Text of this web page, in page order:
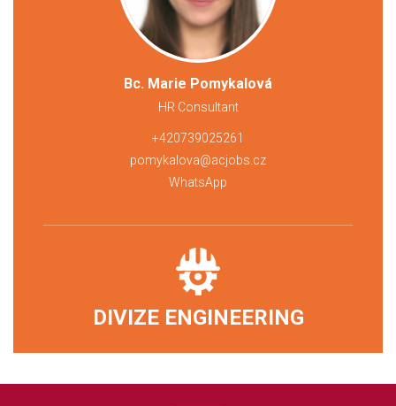
Bc. Marie Pomykalová
HR Consultant
+420739025261
pomykalova@acjobs.cz
WhatsApp
DIVIZE ENGINEERING